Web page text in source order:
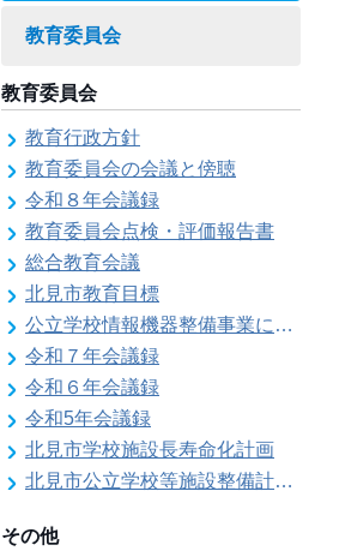
教育委員会
教育委員会
教育行政方針
教育委員会の会議と傍聴
令和８年会議録
教育委員会点検・評価報告書
総合教育会議
北見市教育目標
公立学校情報機器整備事業に係る各種計画の策定
令和７年会議録
令和６年会議録
令和5年会議録
北見市学校施設長寿命化計画
北見市公立学校等施設整備計画のお知らせ
その他